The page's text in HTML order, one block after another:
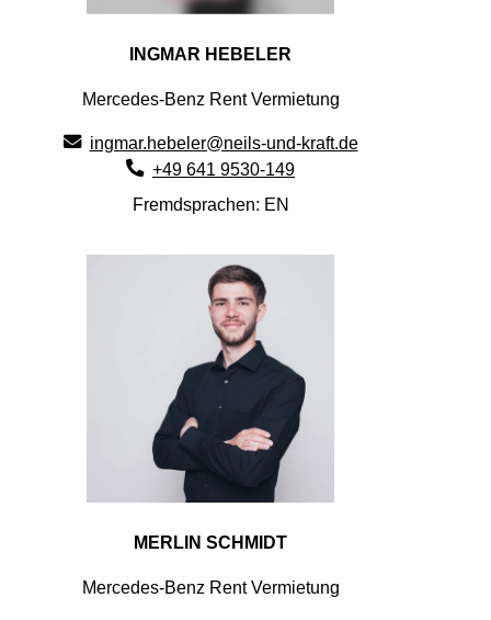
INGMAR HEBELER
Mercedes-Benz Rent Vermietung
ingmar.hebeler@neils-und-kraft.de
+49 641 9530-149
Fremdsprachen: EN
MERLIN SCHMIDT
Mercedes-Benz Rent Vermietung